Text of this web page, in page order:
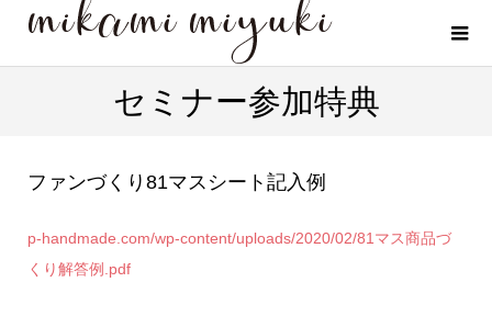
セミナー参加特典
ファンづくり81マスシート記入例
p-handmade.com/wp-content/uploads/2020/02/81マス商品づ
くり解答例.pdf